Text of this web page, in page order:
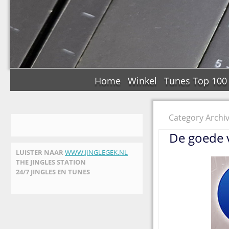
Home Winkel Tunes Top 100
LUISTER NAAR WWW.JINGLEGEK.NL
THE JINGLES STATION
24/7 JINGLES EN TUNES
Category
De